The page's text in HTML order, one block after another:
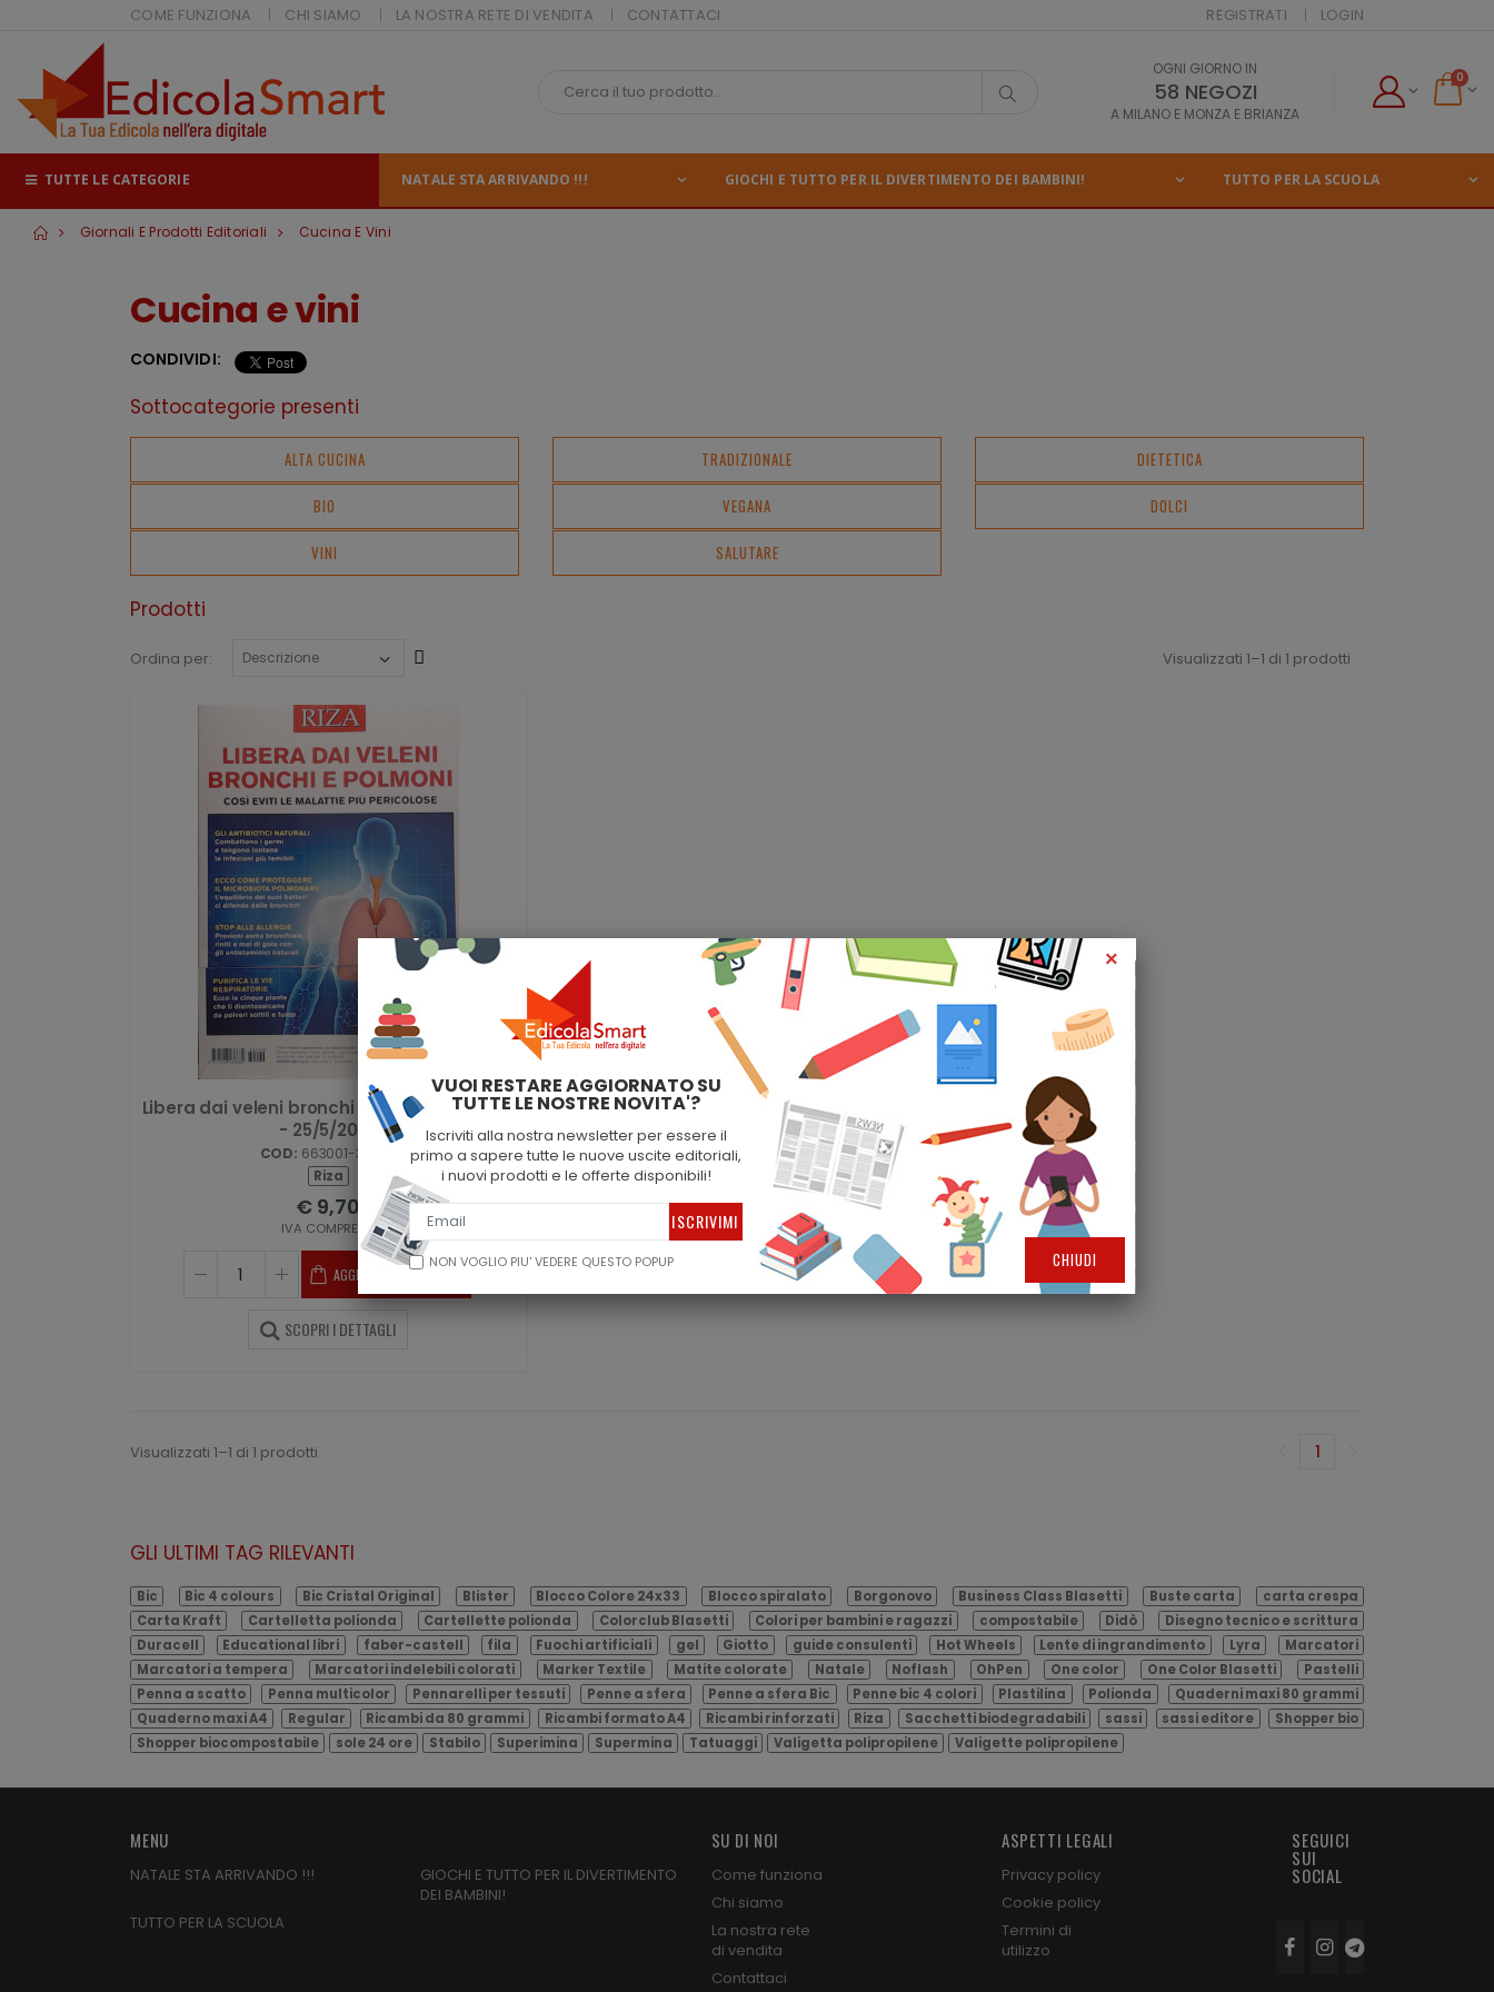
VUOI RESTARE AGGIORNATO SU
TUTTE LE NOSTRE NOVITA'?
Iscriviti alla nostra newsletter per essere il
primo a sapere tutte le nuove uscite editoriali,
i nuovi prodotti e le offerte disponibili!
NON VOGLIO PIU' VEDERE QUESTO POPUP CHIUDI
×
COME FUNZIONA CHI SIAMO LA NOSTRA RETE DI VENDITA CONTATTACI REGISTRATI LOGIN
OGNI GIORNO IN
58 NEGOZI
A MILANO E MONZA E BRIANZA
0
TUTTE LE CATEGORIE NATALE STA ARRIVANDO !!! GIOCHI E TUTTO PER IL DIVERTIMENTO DEI BAMBINI! TUTTO PER LA SCUOLA
Giornali E Prodotti Editoriali Cucina E Vini
Cucina e vini
CONDIVIDI:
Sottocategorie presenti
ALTA CUCINA TRADIZIONALE DIETETICA
BIO VEGANA DOLCI
VINI SALUTARE
Prodotti
Ordina per: Visualizzati 1–1 di 1 prodotti
Libera dai veleni bronchi e polmoni - 30290
- 25/5/2023
COD: 663001-30290
Riza
€ 9,70
IVA COMPRESA
AGGIUNGI AL CARRELLO
SCOPRI I DETTAGLI
Visualizzati 1–1 di 1 prodotti 1(corrente)
GLI ULTIMI TAG RILEVANTI
Bic Bic 4 colours Bic Cristal Original Blister Blocco Colore 24x33 Blocco spiralato Borgonovo Business Class Blasetti Buste carta
carta crespa
Carta Kraft
Cartelletta polionda Cartellette polionda Colorclub Blasetti Colori per bambini e ragazzi compostabile Didò
Disegno tecnico e scrittura
Duracell
Educational libri faber-castell fila Fuochi artificiali gel Giotto guide consulenti Hot Wheels Lente di ingrandimento Lyra
Marcatori
Marcatori a tempera
Marcatori indelebili colorati Marker Textile Matite colorate Natale Noflash OhPen One color One Color Blasetti
Pastelli
Penna a scatto
Penna multicolor Pennarelli per tessuti Penne a sfera Penne a sfera Bic Penne bic 4 colori Plastilina Polionda
Quaderni maxi 80 grammi
Quaderno maxi A4
Regular Ricambi da 80 grammi Ricambi formato A4 Ricambi rinforzati Riza Sacchetti biodegradabili sassi sassi editore
Shopper bio
Shopper biocompostabile
sole 24 ore Stabilo Superimina Supermina Tatuaggi Valigetta polipropilene Valigette polipropilene
MENU
NATALE STA ARRIVANDO !!!
GIOCHI E TUTTO PER IL DIVERTIMENTO
DEI BAMBINI!
TUTTO PER LA SCUOLA
SU DI NOI
Come funziona
Chi siamo
La nostra rete
di vendita
Contattaci
ASPETTI LEGALI
Privacy policy
Cookie policy
Termini di
utilizzo
SEGUICI
SUI
SOCIAL